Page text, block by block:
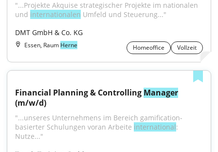
"...Projekte Akquise strategischer Projekte im nationalen
und internationalen Umfeld und Steuerung..."
DMT GmbH & Co. KG
Essen, Raum Herne Homeoffice Vollzeit
Financial Planning & Controlling Manager
(m/w/d)
"...unseres Unternehmens im Bereich gamification-
basierter Schulungen voran Arbeite international:
Nutze..."